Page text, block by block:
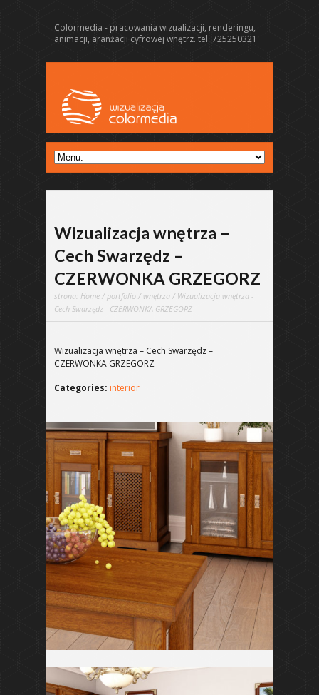
Colormedia - pracowania wizualizacji, renderingu,
animacji, aranżacji cyfrowej wnętrz. tel. 725250321
Wizualizacja wnętrza –
Cech Swarzędz –
CZERWONKA GRZEGORZ
strona: Home / portfolio / wnętrza / Wizualizacja wnętrza -
Cech Swarzędz - CZERWONKA GRZEGORZ
Wizualizacja wnętrza – Cech Swarzędz –
CZERWONKA GRZEGORZ
Categories: interior